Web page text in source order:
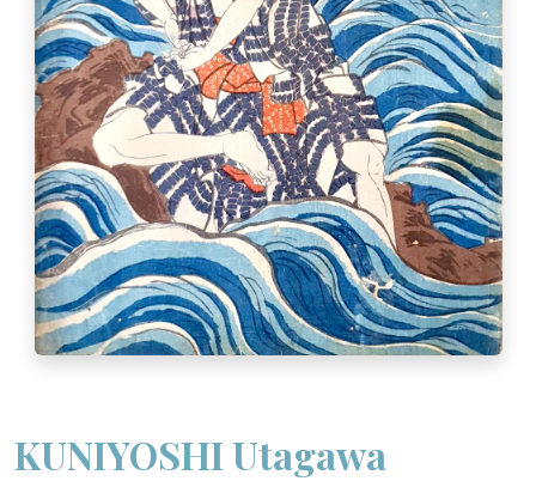
KUNIYOSHI Utagawa